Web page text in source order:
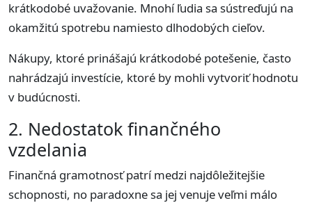
krátkodobé uvažovanie. Mnohí ľudia sa sústreďujú na
okamžitú spotrebu namiesto dlhodobých cieľov.
Nákupy, ktoré prinášajú krátkodobé potešenie, často
nahrádzajú investície, ktoré by mohli vytvoriť hodnotu
v budúcnosti.
2. Nedostatok finančného
vzdelania
Finančná gramotnosť patrí medzi najdôležitejšie
schopnosti, no paradoxne sa jej venuje veľmi málo